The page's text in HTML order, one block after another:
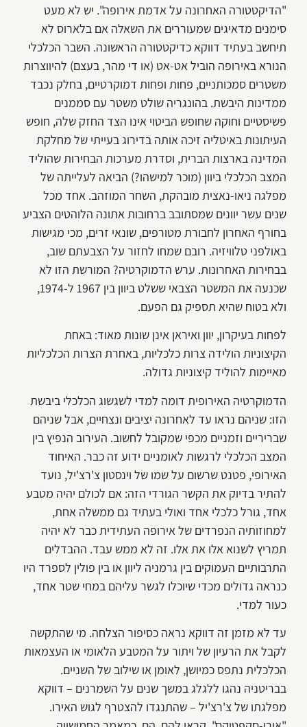
"הדיקטטורה האחרונה על אדמת אירופה". יש לא מעט
סימנים מדאיגים שמעוררים את השאלה אם בלארוס לא
תיחשב בעתיד דווקא כדיקטטורה הראשונה. השבר הכלכלי
הנורא באירופה הוביל אט-אט (או די מהר, בעצם) להיווצרות
משטרים סמכותניים, פחות ופחות דמוקרטיים, בחלק נכבד
ממדינות היבשת. בהונגריה שולט משטר עם סממנים
פשיסטיים וחוקה שחופש הביטוי אינו הצד החזק שלה, חופש
העיתונות באיטליה זיכה אותה בדירוג בעייתי של מחלקת
המדינה בארצות הברית, וסדרת מערכות הבחירות שהוליד
המצב הכלכלי ביוון (מוכר למישהו?) הביאה לעלייתה של
מפלגה ניאו-נאצית מובהקת, השחר המוזהב. אחד מכל
שנים עשר יוונים שמסתובב ברחובות אתונה הלוהטים הצביע
בחורף האחרון לחבורת מטורפים, שונאי זרים, מכי מגישות
באולפני טלוויזיה. רובם שמחו לחזור על הצבעתם שוב,
בבחירות האחרונות. ערש הדמוקרטיה? המורשת הזו לא
שכנעה את המשטר הצבאי ששלט ביוון בין 1967 ל-1974,
ולא בטוח שהיא תספיק גם הפעם.
לפחות בעיקרון, יוון ואיראן אינן שונות מאוד: באחת
הקיצוניות הולידה צרות כלכליות, באחרת הצרות הכלכליות
מאיימות להוליד קיצוניות גדולה.
הדמוקרטיה האירופית דומה למדי לשגשוג הכלכלי ביבשת
הזו: שניהם נראו עד לאחרונה יציבים ונצחיים, אבל שניהם
שבריריים וזמניים מכפי שמקובל לחשוב. העירוב הנפיץ בין
המצב הכלכלי לרגשות לאומניים ידוע זה כבר. האיחוד
האירופי, פטנט שרשום על שמו של וינסטון צ'רצ'יל, נועד
להתיר בדיוק את הקשר הגורדי הזה: אם לכולם יהיה מטבע
אחד, גורל כלכלי אחד ואולי בעתיד גם ממשלה אחת,
למחוזותיה הנפרדים של אירופה העתידית כבר לא יהיה
תמריץ לשנוא אלו את אלו. זה לא ממש עבד. ההבדלים
התרבותיים העמוקים בין גרמניה ליוון או בין פולין לספרד היו
כנראה גדולים מכדי שיוכלו לגשר עליהם במחי שטר אחד,
כעור למדי.
עד לא מזמן זה דווקא נראה כסיפור הצלחה. מי שהתקשה
לקבל את הרעיון של ויתור על המטבע הלאומי או העצמאות
הכלכלית נתפס כמיושן, לאומן או שילוב של השניים.
בבריטניה נהגו ללגלג במשך שנים על השמרנים – דווקא
מפלגתו של צ'רצ'יל – שהתנגדו להצטרף לגוש האירו.